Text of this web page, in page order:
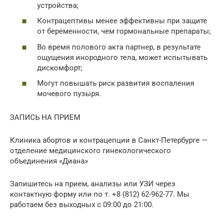
устройства;
Контрацептивы менее эффективны при защите
от беременности, чем гормональные препараты;
Во время полового акта партнер, в результате
ощущения инородного тела, может испытывать
дискомфорт;
Могут повышать риск развития воспаления
мочевого пузыря.
ЗАПИСЬ НА ПРИЕМ
Клиника абортов и контрацепции в Санкт-Петербурге —
отделение медицинского гинекологического
объединения «Диана»
Запишитесь на прием, анализы или УЗИ через
контактную форму или по т. +8 (812) 62-962-77. Мы
работаем без выходных с 09:00 до 21:00.